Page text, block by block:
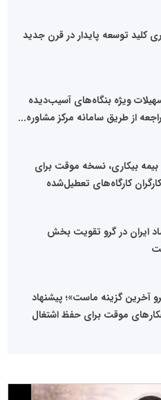
کلید توسعه پایدار در قرن جدید
ویژه بنگاه‌های آسیب‌دیده
از طریق سامانه مرکز مشاوره...
بیکاری، نسخه موقت برای
کارگاه‌های تعطیل‌شده
ایران در گرو تقویت بخش
آخرین گزینه ماست»؛ پیشنهاد
موقت برای حفظ اشتغال